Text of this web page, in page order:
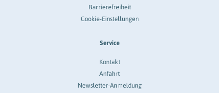
Barrierefreiheit
Cookie-Einstellungen
Service
Kontakt
Anfahrt
Newsletter-Anmeldung